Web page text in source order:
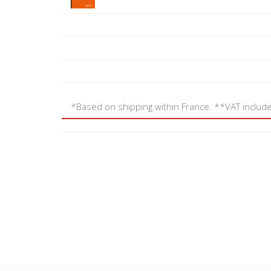
*Based on shipping within France. **VAT